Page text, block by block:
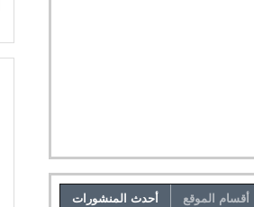
أحدث المنشورات أقسام الموقع